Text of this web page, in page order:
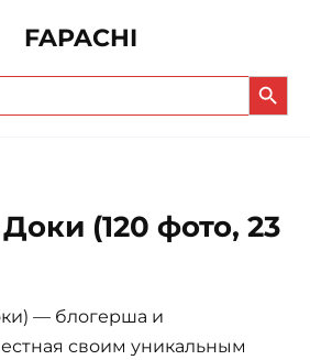
FAPACHI
Search Button
(120 фото, 23
— блогерша и
своим уникальным